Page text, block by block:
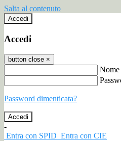
Salta al contenuto
Accedi
Accedi
button close ×
Nome
Password dimenticata?
-
Entra con SPID Entra con CIE